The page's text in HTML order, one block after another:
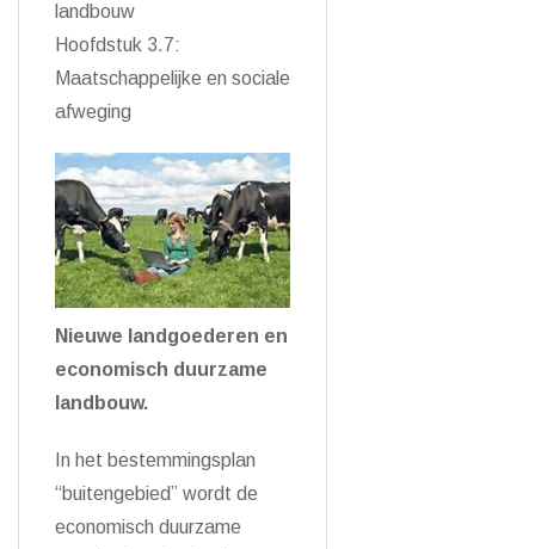
landbouw
Hoofdstuk 3.7:
Maatschappelijke en sociale
afweging
Nieuwe landgoederen en
economisch duurzame
landbouw.
In het bestemmingsplan
“buitengebied” wordt de
economisch duurzame